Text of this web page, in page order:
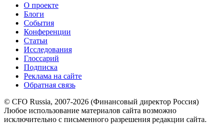
О проекте
Блоги
События
Конференции
Статьи
Исследования
Глоссарий
Подписка
Реклама на сайте
Обратная связь
© CFO Russia, 2007-2026 (Финансовый директор Россия)
Любое использование материалов сайта возможно
исключительно с письменного разрешения редакции сайта.